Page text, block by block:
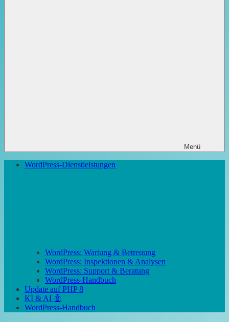
Menü
WordPress-Dienstleistungen
WordPress: Wartung & Betreuung
WordPress: Inspektionen & Analysen
WordPress: Support & Beratung
WordPress-Handbuch
Update auf PHP 8
KI & AI 🤖
WordPress-Handbuch